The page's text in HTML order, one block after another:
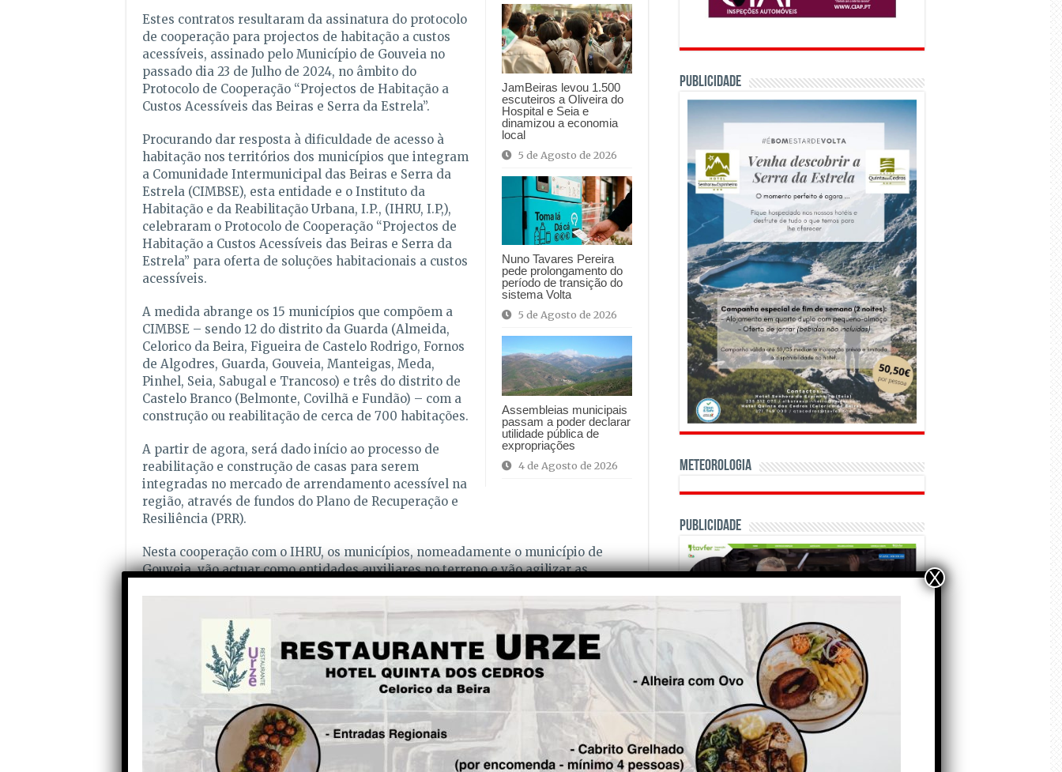
JamBeiras levou 1.500
escuteiros a Oliveira do
Hospital e Seia e
dinamizou a economia
local
5 de Agosto de 2026
Nuno Tavares Pereira
pede prolongamento do
período de transição do
sistema Volta
5 de Agosto de 2026
Assembleias municipais
passam a poder declarar
utilidade pública de
expropriações
4 de Agosto de 2026
Estes contratos resultaram da assinatura do protocolo
de cooperação para projectos de habitação a custos
acessíveis, assinado pelo Município de Gouveia no
passado dia 23 de Julho de 2024, no âmbito do
Protocolo de Cooperação “Projectos de Habitação a
Custos Acessíveis das Beiras e Serra da Estrela”.
Procurando dar resposta à dificuldade de acesso à
habitação nos territórios dos municípios que integram
a Comunidade Intermunicipal das Beiras e Serra da
Estrela (CIMBSE), esta entidade e o Instituto da
Habitação e da Reabilitação Urbana, I.P., (IHRU, I.P,),
celebraram o Protocolo de Cooperação “Projectos de
Habitação a Custos Acessíveis das Beiras e Serra da
Estrela” para oferta de soluções habitacionais a custos
acessíveis.
A medida abrange os 15 municípios que compõem a
CIMBSE – sendo 12 do distrito da Guarda (Almeida,
Celorico da Beira, Figueira de Castelo Rodrigo, Fornos
de Algodres, Guarda, Gouveia, Manteigas, Meda,
Pinhel, Seia, Sabugal e Trancoso) e três do distrito de
Castelo Branco (Belmonte, Covilhã e Fundão) – com a
construção ou reabilitação de cerca de 700 habitações.
A partir de agora, será dado início ao processo de
reabilitação e construção de casas para serem
integradas no mercado de arrendamento acessível na
região, através de fundos do Plano de Recuperação e
Resiliência (PRR).
Nesta cooperação com o IHRU, os municípios, nomeadamente o município de
Gouveia, vão actuar como entidades auxiliares no terreno e vão agilizar as
conclusão das obras, que deverão estar terminadas, com as habitações prontas a
habitar, em 2026. Posteriormente, a selecção e atribuição das habitações será da
responsabilidade do Instituto da Habitação e Reabilitação Urbana.
Partilhe com os seus amigos nas redes sociais!
Tábua vai receber mais 4
milhões de euros para
Seg.
Sapador florestal, com
antecedentes criminais,
PUBLICIDADE
Meteorologia
Publicidade
OPINIÃO E CRÓNICAS
Matraquilhos… Autor:
Fernando Roldão
6 de Agosto de 2026
X